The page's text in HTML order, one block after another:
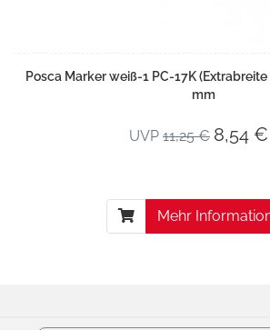
Posca Marker weiß-1 PC-17K
mm
UVP 11,25 € 8,54 €
Mehr